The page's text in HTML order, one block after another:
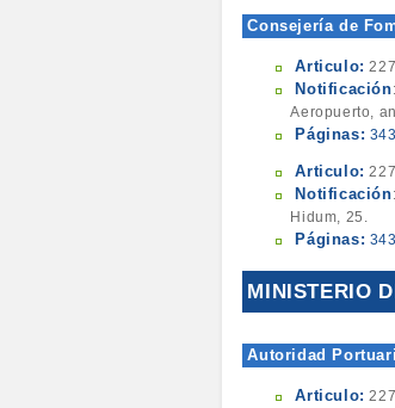
Consejería de
Articulo:
Notificación
Aeropuerto,
Páginas:
Articulo:
Notificación
Hidum, 25.
Páginas:
MINISTERIO
Autoridad
Articulo: